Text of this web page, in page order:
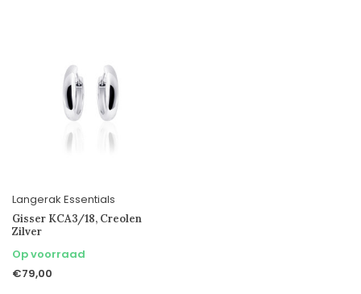
Langerak Essentials
Gisser KCA3/18, Creolen
Zilver
Op voorraad
€79,00